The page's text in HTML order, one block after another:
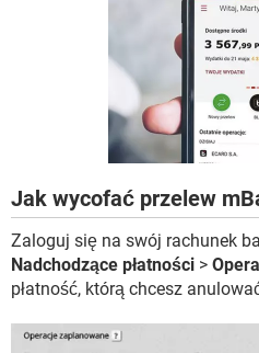
Jak wycofać przelew
Zaloguj się na swój rachunek
Nadchodzące płatności >
płatność, którą chcesz